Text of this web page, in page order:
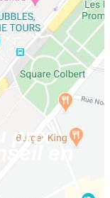
prix
en